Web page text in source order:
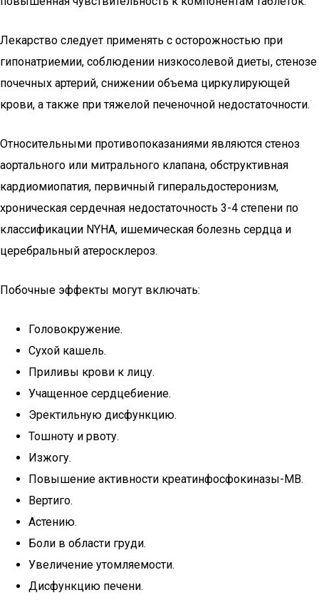
Лекарство следует применять с осторожностью при
гипонатриемии, соблюдении низкосолевой диеты, стенозе
почечных артерий, снижении объема циркулирующей
крови, а также при тяжелой печеночной недостаточности.
Относительными противопоказаниями являются стеноз
аортального или митрального клапана, обструктивная
кардиомиопатия, первичный гиперальдостеронизм,
хроническая сердечная недостаточность 3-4 степени по
классификации NYHA, ишемическая болезнь сердца и
церебральный атеросклероз.
Побочные эффекты могут включать:
Головокружение.
Сухой кашель.
Приливы крови к лицу.
Учащенное сердцебиение.
Эректильную дисфункцию.
Тошноту и рвоту.
Изжогу.
Повышение активности креатинфосфокиназы-МВ.
Вертиго.
Астению.
Боли в области груди.
Увеличение утомляемости.
Дисфункцию печени.